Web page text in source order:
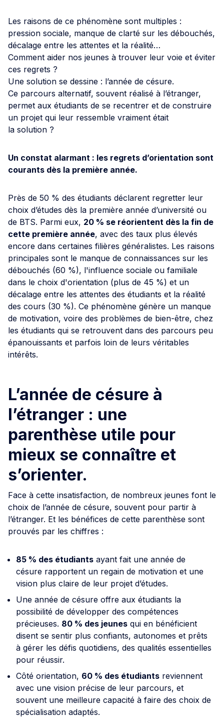
Les raisons de ce phénomène sont multiples :
pression sociale, manque de clarté sur les débouchés,
décalage entre les attentes et la réalité…
Comment aider nos jeunes à trouver leur voie et éviter
ces regrets ?
Une solution se dessine : l’année de césure.
Ce parcours alternatif, souvent réalisé à l’étranger,
permet aux étudiants de se recentrer et de construire
un projet qui leur ressemble vraiment était
la solution ?
Un constat alarmant : les regrets d’orientation sont
courants dès la première année.
Près de 50 % des étudiants déclarent regretter leur
choix d’études dès la première année d’université ou
de BTS. Parmi eux, 20 % se réorientent dès la fin de
cette première année, avec des taux plus élevés
encore dans certaines filières généralistes. Les raisons
principales sont le manque de connaissances sur les
débouchés (60 %), l'influence sociale ou familiale
dans le choix d'orientation (plus de 45 %) et un
décalage entre les attentes des étudiants et la réalité
des cours (30 %). Ce phénomène génère un manque
de motivation, voire des problèmes de bien-être, chez
les étudiants qui se retrouvent dans des parcours peu
épanouissants et parfois loin de leurs véritables
intérêts.
L’année de césure à
l’étranger : une
parenthèse utile pour
mieux se connaître et
s’orienter.
Face à cette insatisfaction, de nombreux jeunes font le
choix de l’année de césure, souvent pour partir à
l’étranger. Et les bénéfices de cette parenthèse sont
prouvés par les chiffres :
85 % des étudiants ayant fait une année de
césure rapportent un regain de motivation et une
vision plus claire de leur projet d’études.
Une année de césure offre aux étudiants la
possibilité de développer des compétences
précieuses. 80 % des jeunes qui en bénéficient
disent se sentir plus confiants, autonomes et prêts
à gérer les défis quotidiens, des qualités essentielles
pour réussir.
Côté orientation, 60 % des étudiants reviennent
avec une vision précise de leur parcours, et
souvent une meilleure capacité à faire des choix de
spécialisation adaptés.